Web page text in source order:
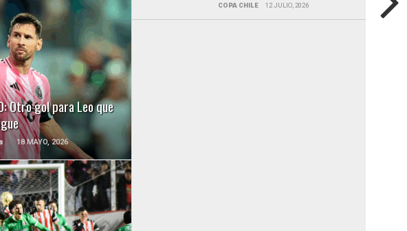
Otro gol para Leo que
18 MAYO, 2026
LEER MÁS
LEER MÁS
COPA CHILE 12 JULIO, 2026